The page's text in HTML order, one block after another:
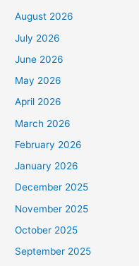
August 2026
July 2026
June 2026
May 2026
April 2026
March 2026
February 2026
January 2026
December 2025
November 2025
October 2025
September 2025